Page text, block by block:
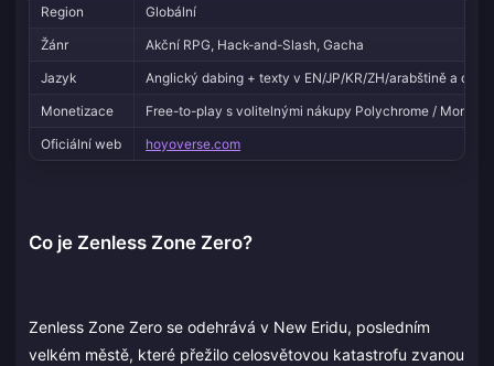
Region
Globální
Žánr
Akční RPG, Hack-and-Slash, Gacha
Jazyk
Anglický dabing + texty v EN/JP/KR/ZH/arabštině a
Monetizace
Free-to-play s volitelnými nákupy Polychrome /
Oficiální web
hoyoverse.com
Co je Zenless Zone Zero?
Zenless Zone Zero se odehrává v New Eridu, posledním
velkém městě, které přežilo celosvětovou katastrofu zvanou